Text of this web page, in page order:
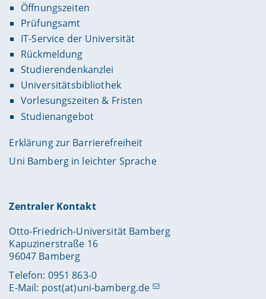
Öffnungszeiten
Prüfungsamt
IT-Service der Universität
Rückmeldung
Studierendenkanzlei
Universitätsbibliothek
Vorlesungszeiten & Fristen
Studienangebot
Erklärung zur Barrierefreiheit
Uni Bamberg in leichter Sprache
Zentraler Kontakt
Otto-Friedrich-Universität Bamberg
Kapuzinerstraße 16
96047 Bamberg
Telefon: 0951 863-0
E-Mail: post(at)uni-bamberg.de